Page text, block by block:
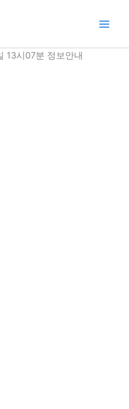
13시07분 정보안내